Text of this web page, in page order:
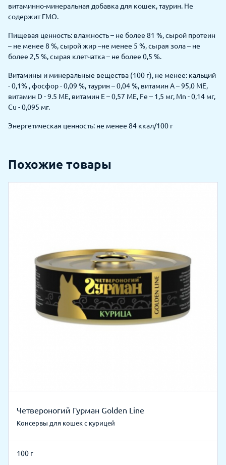
витаминно-минеральная добавка для кошек, таурин. Не
содержит ГМО.
Пищевая ценность: влажность – не более 81 %, сырой протеин
– не менее 8 %, сырой жир –не менее 5 %, сырая зола – не
более 2,5 %, сырая клетчатка – не более 0,5 %.
Витамины и минеральные вещества (100 г), не менее: кальций
- 0,1% , фосфор - 0,09 %, таурин – 0,04 %, витамин А – 95,0 МЕ,
витамин D - 9.5 МЕ, витамин Е – 0,57 МЕ, Fe – 1,5 мг, Mn - 0,14 мг,
Cu - 0,095 мг.
Энергетическая ценность: не менее 84 ккал/100 г
Похожие товары
Четвероногий Гурман Golden Line
Консервы для кошек с курицей
100 г